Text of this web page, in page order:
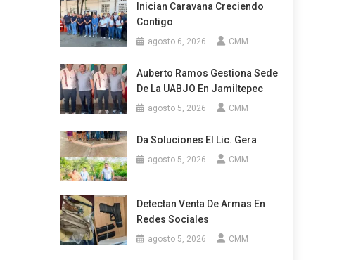
Inician Caravana Creciendo
Contigo
agosto 6, 2026 CMM
Auberto Ramos Gestiona Sede
De La UABJO En Jamiltepec
agosto 5, 2026 CMM
Da Soluciones El Lic. Gera
agosto 5, 2026 CMM
Detectan Venta De Armas En
Redes Sociales
agosto 5, 2026 CMM